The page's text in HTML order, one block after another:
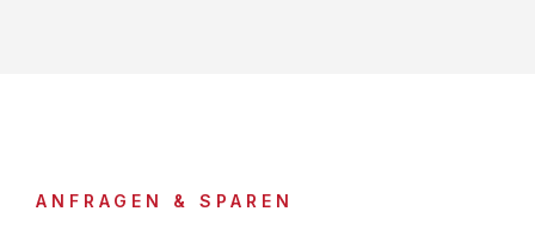
ANFRAGEN & SPAREN